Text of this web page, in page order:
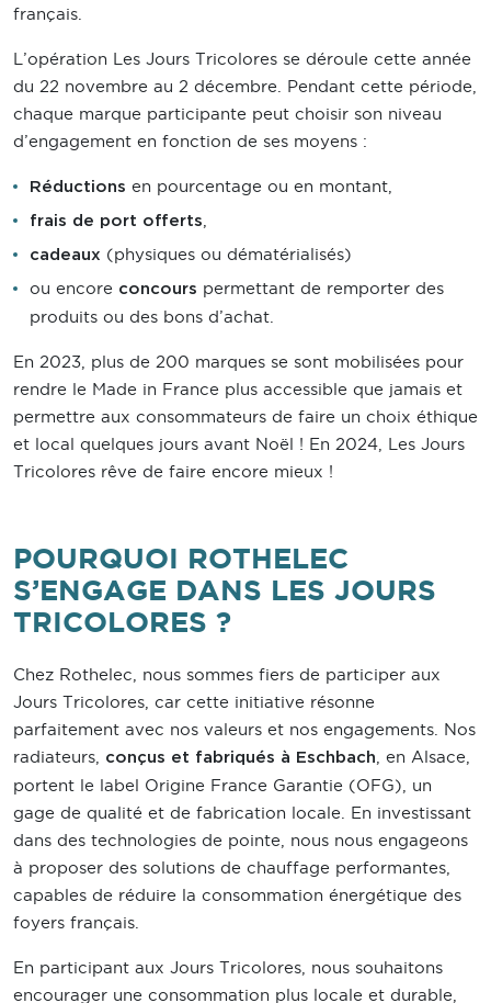
français.
L’opération Les Jours Tricolores se déroule cette année
du 22 novembre au 2 décembre. Pendant cette période,
chaque marque participante peut choisir son niveau
d’engagement en fonction de ses moyens :
Réductions en pourcentage ou en montant,
frais de port offerts
cadeaux (physiques ou dématérialisés)
ou encore concours permettant de remporter des
produits ou des bons d’achat.
En 2023, plus de 200 marques se sont mobilisées pour
rendre le Made in France plus accessible que jamais et
permettre aux consommateurs de faire un choix éthique
et local quelques jours avant Noël ! En 2024, Les Jours
Tricolores rêve de faire encore mieux !
POURQUOI ROTHELEC
S’ENGAGE DANS LES JOURS
TRICOLORES ?
Chez Rothelec, nous sommes fiers de participer aux
Jours Tricolores, car cette initiative résonne
parfaitement avec nos valeurs et nos engagements. Nos
radiateurs,
conçus et fabriqués à Eschbach
, en Alsace,
portent le label Origine France Garantie (OFG), un
gage de qualité et de fabrication locale. En investissant
dans des technologies de pointe, nous nous engageons
à proposer des solutions de chauffage performantes,
capables de réduire la consommation énergétique des
foyers français.
En participant aux Jours Tricolores, nous souhaitons
encourager une consommation plus locale et durable,